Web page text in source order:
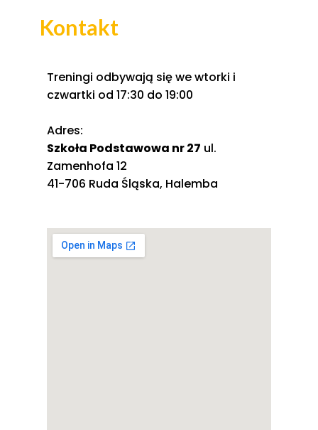
Kontakt
Treningi odbywają się we wtorki i
czwartki od 17:30 do 19:00
Adres:
Szkoła Podstawowa nr 27 ul.
Zamenhofa 12
41-706 Ruda Śląska, Halemba